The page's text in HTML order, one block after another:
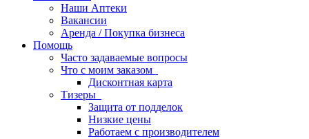
Наши Аптеки
Вакансии
Аренда / Покупка бизнеса
Помощь
Часто задаваемые вопросы
Что с моим заказом
Дисконтная карта
Тизеры
Защита от подделок
Низкие цены
Работаем с производителем